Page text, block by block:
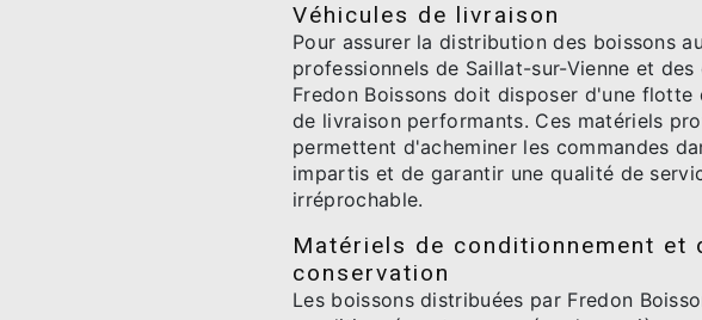
Véhicules de livraison
Pour assurer la distribution des boissons
professionnels de Saillat-sur-Vienne et des
Fredon Boissons doit disposer d'une flotte
de livraison performants. Ces matériels
permettent d'acheminer les commandes
impartis et de garantir une qualité de
irréprochable.
Matériels de conditionnement et
conservation
Les boissons distribuées par Fredon